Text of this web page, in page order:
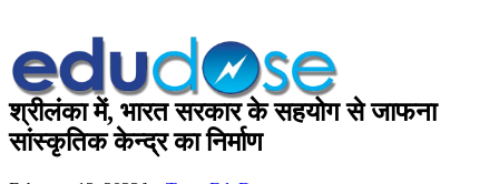
श्रीलंका में, भारत सरकार के सहयोग से जाफना
सांस्‍कृतिक केन्‍द्र का निर्माण